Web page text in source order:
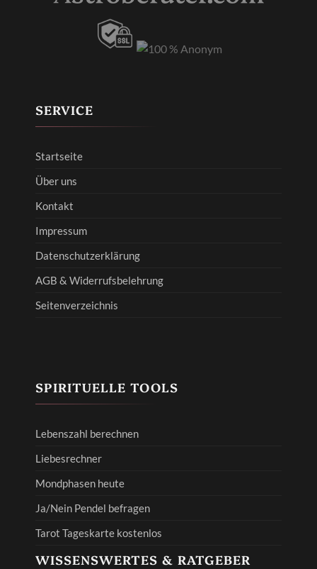
SERVICE
Startseite
Über uns
Kontakt
Impressum
Datenschutzerklärung
AGB & Widerrufsbelehrung
Seitenverzeichnis
SPIRITUELLE TOOLS
Lebenszahl berechnen
Liebesrechner
Mondphasen heute
Ja/Nein Pendel befragen
Tarot Tageskarte kostenlos
WISSENSWERTES & RATGEBER